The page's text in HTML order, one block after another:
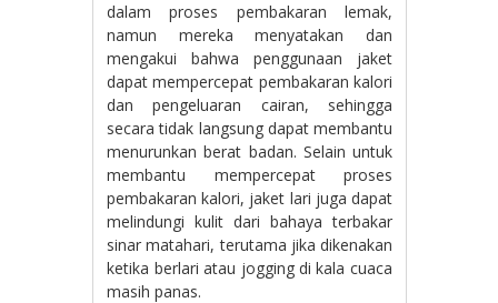
dalam proses pembakaran lemak,
namun mereka menyatakan dan
mengakui bahwa penggunaan jaket
dapat mempercepat pembakaran kalori
dan pengeluaran cairan, sehingga
secara tidak langsung dapat membantu
menurunkan berat badan. Selain untuk
membantu mempercepat proses
pembakaran kalori, jaket lari juga dapat
melindungi kulit dari bahaya terbakar
sinar matahari, terutama jika dikenakan
ketika berlari atau jogging di kala cuaca
masih panas.